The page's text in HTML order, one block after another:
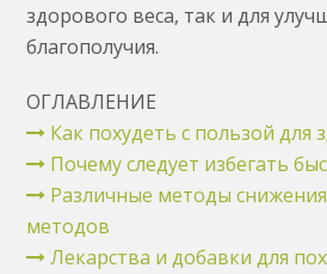
здорового веса, так и для
благополучия.
ОГЛАВЛЕНИЕ
Как похудеть с пользой для
Почему следует избегать
Различные методы
методов
Лекарства и добавки для